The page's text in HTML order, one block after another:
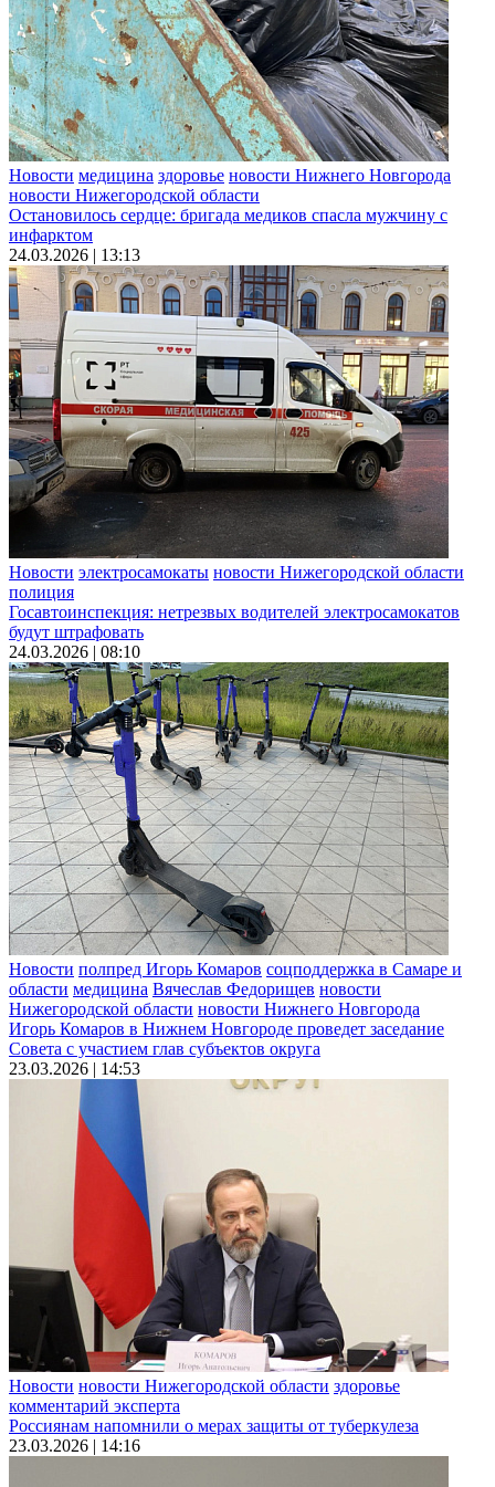
Новости медицина здоровье новости Нижнего Новгорода
новости Нижегородской области
Остановилось сердце: бригада медиков спасла мужчину с
инфарктом
24.03.2026 | 13:13
Новости электросамокаты новости Нижегородской области
полиция
Госавтоинспекция: нетрезвых водителей электросамокатов
будут штрафовать
24.03.2026 | 08:10
Новости полпред Игорь Комаров соцподдержка в Самаре и
области медицина Вячеслав Федорищев новости
Нижегородской области новости Нижнего Новгорода
Игорь Комаров в Нижнем Новгороде проведет заседание
Совета с участием глав субъектов округа
23.03.2026 | 14:53
Новости новости Нижегородской области здоровье
комментарий эксперта
Россиянам напомнили о мерах защиты от туберкулеза
23.03.2026 | 14:16